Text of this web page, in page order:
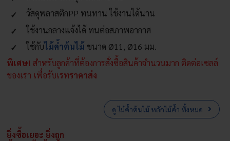
วัสดุพลาสติกPP ทนทาน ใช้งานได้นาน
ใช้งานกลางแจ้งได้ ทนต่อสภาพอากาศ
ใช้กับไม้ค้ำต้นไม้ ขนาด Ø11, Ø16 มม.
พิเศษ! สำหรับลูกค้าที่ต้องการสั่งซื้อสินค้าจำนวนมาก ติดต่อเซลล์
ของเรา เพื่อรับเรทราคาส่ง
ดู ไม้ค้ำต้นไม้ หลักไม้ค้ำ ทั้งหมด
ยิ่งซื้อเยอะ ยิ่งถูก